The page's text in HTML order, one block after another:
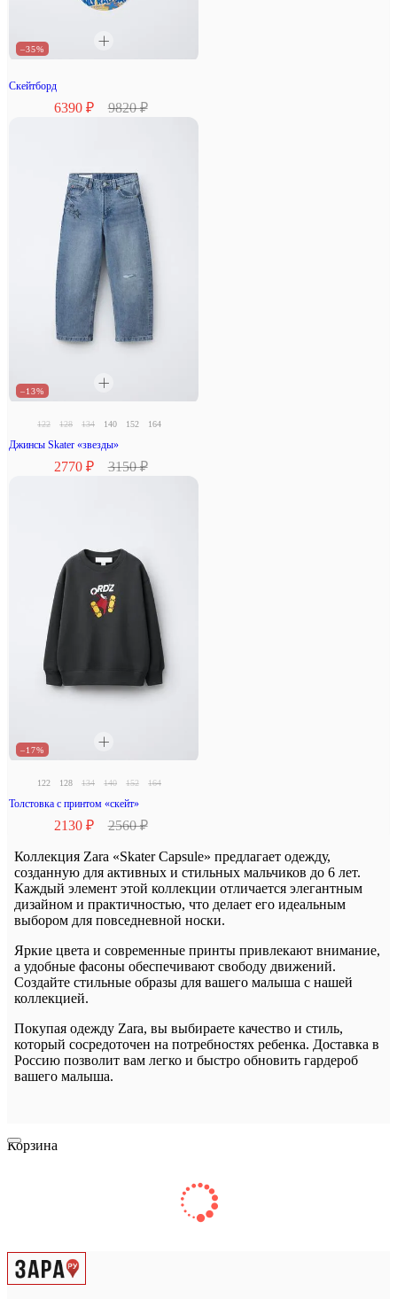
–35%
Скейтборд
6390 ₽ 9820 ₽
–13%
122 128 134 140 152 164
Джинсы Skater «звезды»
2770 ₽ 3150 ₽
–17%
122 128 134 140 152 164
Толстовка с принтом «скейт»
2130 ₽ 2560 ₽
Коллекция Zara «Skater Capsule» предлагает одежду,
созданную для активных и стильных мальчиков до 6 лет.
Каждый элемент этой коллекции отличается элегантным
дизайном и практичностью, что делает его идеальным
выбором для повседневной носки.
Яркие цвета и современные принты привлекают внимание,
а удобные фасоны обеспечивают свободу движений.
Создайте стильные образы для вашего малыша с нашей
коллекцией.
Покупая одежду Zara, вы выбираете качество и стиль,
который сосредоточен на потребностях ребенка. Доставка в
Россию позволит вам легко и быстро обновить гардероб
вашего малыша.
Корзина